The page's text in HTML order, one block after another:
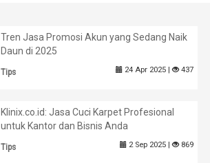
Tren Jasa Promosi Akun yang Sedang Naik
Daun di 2025
Tips 24 Apr 2025 | 437
Klinix.co.id: Jasa Cuci Karpet Profesional
untuk Kantor dan Bisnis Anda
Tips 2 Sep 2025 | 869